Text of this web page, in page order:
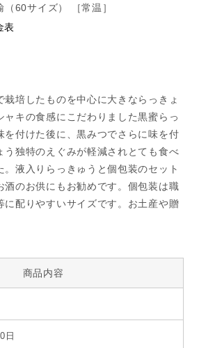
（60サイズ）
［常温］
表
栽培したものを中心に大きならっきょ
ャキの食感にこだわりました黒蜜らっ
を付けた後に、黒みつでさらに味を付
う独特のえぐみが軽減されとても食べ
。液入りらっきゅうと個包装のセット
酒のお供にもお勧めです。個包装は職
に配りやすいサイズです。お土産や贈
商品内容
日